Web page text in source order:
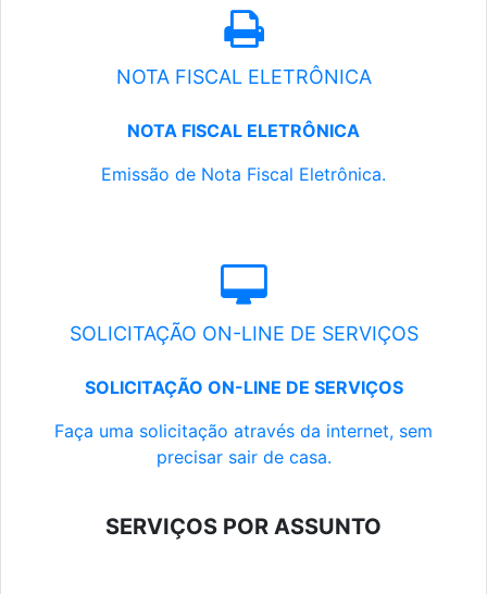
NOTA FISCAL ELETRÔNICA
NOTA FISCAL ELETRÔNICA
Emissão de Nota Fiscal Eletrônica.
SOLICITAÇÃO ON-LINE DE SERVIÇOS
SOLICITAÇÃO ON-LINE DE SERVIÇOS
Faça uma solicitação através da internet, sem
precisar sair de casa.
SERVIÇOS POR ASSUNTO